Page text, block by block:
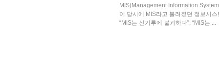
MIS(Management Information
이 당시에 MIS라고 불려졌던 정보시
“MIS는 신기루에 불과하다”, “MIS는 ...